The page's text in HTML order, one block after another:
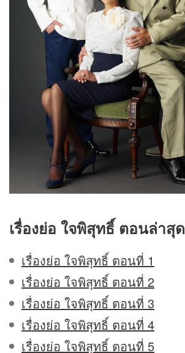
เรื่องย่อ ใจพิสุทธิ์ ตอนล่าสุด
เรื่องย่อ ใจพิสุทธิ์ ตอนที่ 1
เรื่องย่อ ใจพิสุทธิ์ ตอนที่ 2
เรื่องย่อ ใจพิสุทธิ์ ตอนที่ 3
เรื่องย่อ ใจพิสุทธิ์ ตอนที่ 4
เรื่องย่อ ใจพิสุทธิ์ ตอนที่ 5